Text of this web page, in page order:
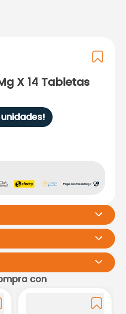
X 14 Tabletas
sesión para
con